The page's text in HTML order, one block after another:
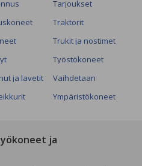
ja lavetit
Tarjoukset
Traktorit
Trukit ja nostimet
Työstökoneet
Vaihdetaan
Ympäristökoneet
ja